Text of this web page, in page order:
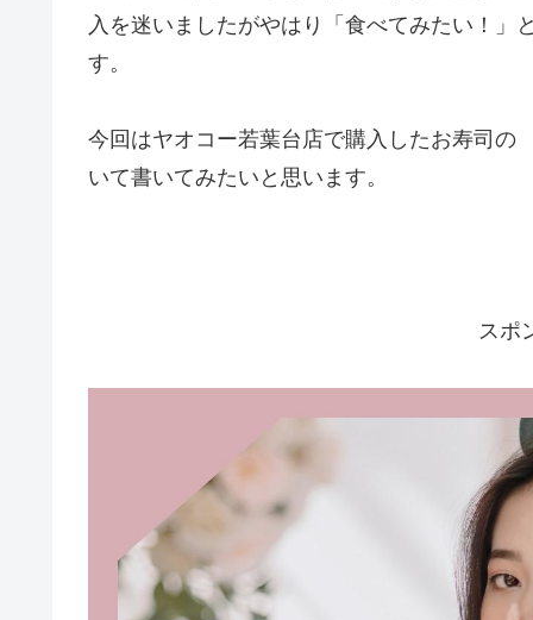
入を迷いましたがやはり「食べてみたい！」
す。
今回はヤオコー若葉台店で購入したお寿司
いて書いてみたいと思います。
スポ